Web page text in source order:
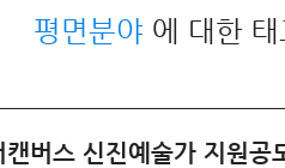
평면분야 에 대한
캔버스 신진예술가 지원공